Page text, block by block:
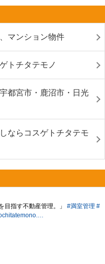
マンション物件
トチタテモノ
都宮市・鹿沼市・日光
ならコスゲトチタテモ